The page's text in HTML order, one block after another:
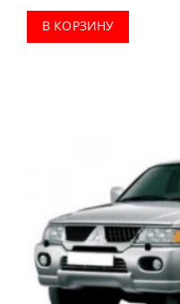
В КОРЗИНУ